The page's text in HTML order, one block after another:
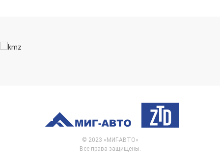
© 2023 «МИГ-АВТО»
Все права защищены.